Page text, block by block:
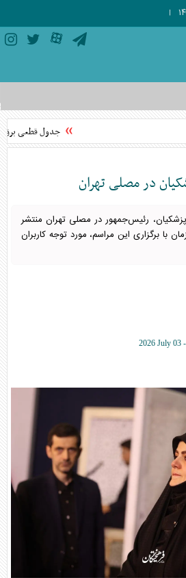
جدول قطعی برق استان تهران
در مصلی تهران
رئیس‌جمهور در مصلی تهران منتشر
با برگزاری این مراسم، مورد توجه کاربران
2026 July 03